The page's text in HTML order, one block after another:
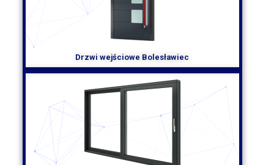
Podsumowując, montaż okien Bolesławiec to gwarancja
energooszczędności, komfortu i estetyki Twojego domu.
materiałom, nasze okna doskonale izolują termicznie,
chroniąc przed utratą ciepła. Zapewniają też
bezpieczeństwo, ochronę przed włamaniami oraz elegancki
wygląd. Jeśli poszukujesz profesjonalnej usługi montażu
okien w Bolesławcu, nie czekaj dłużej – skontaktuj się z
nami i przekonaj się, że możemy spełnić Twoje oczekiwania.
Drzwi wejściowe Bolesławiec